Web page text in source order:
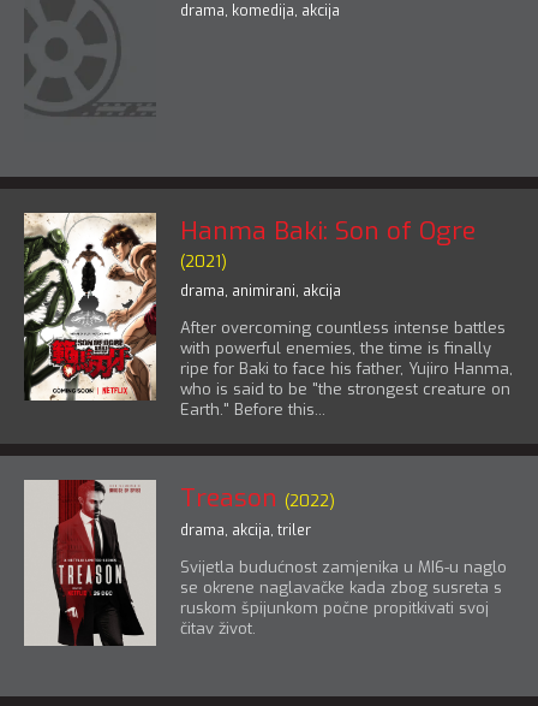
drama, komedija, akcija
Hanma Baki: Son of Ogre
(2021)
drama, animirani, akcija
After overcoming countless intense battles
with powerful enemies, the time is finally
ripe for Baki to face his father, Yujiro Hanma,
who is said to be "the strongest creature on
Earth." Before this...
Treason (2022)
drama, akcija, triler
Svijetla budućnost zamjenika u MI6-u naglo
se okrene naglavačke kada zbog susreta s
ruskom špijunkom počne propitkivati svoj
čitav život.